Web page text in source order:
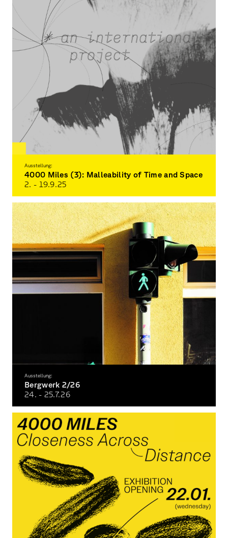
Ausstellung:
4000 Miles (3): Malleability of Time and Space
2. - 19.9.25
Ausstellung:
Bergwerk 2/26
24. - 25.7.26